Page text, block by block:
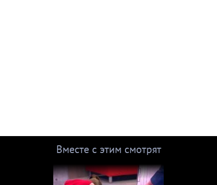
Вместе с этим смотрят